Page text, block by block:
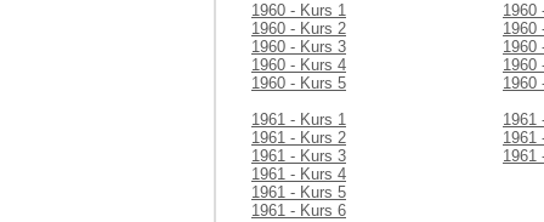
1960
1960
1960
1960
1960
1961
1961
1961
1960 - Kurs 1
1960 - Kurs 2
1960 - Kurs 3
1960 - Kurs 4
1960 - Kurs 5
1961 - Kurs 1
1961 - Kurs 2
1961 - Kurs 3
1961 - Kurs 4
1961 - Kurs 5
1961 - Kurs 6